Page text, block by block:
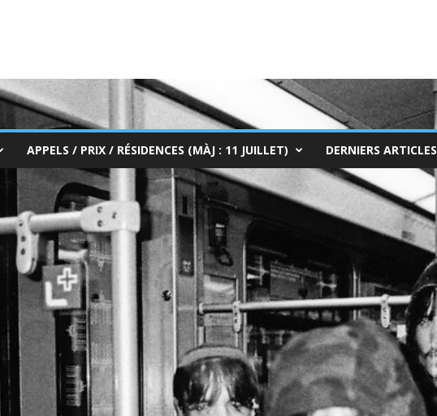
APPELS / PRIX / RÉSIDENCES (MÀJ : 11 JUILLET) DERNIERS ARTICLES